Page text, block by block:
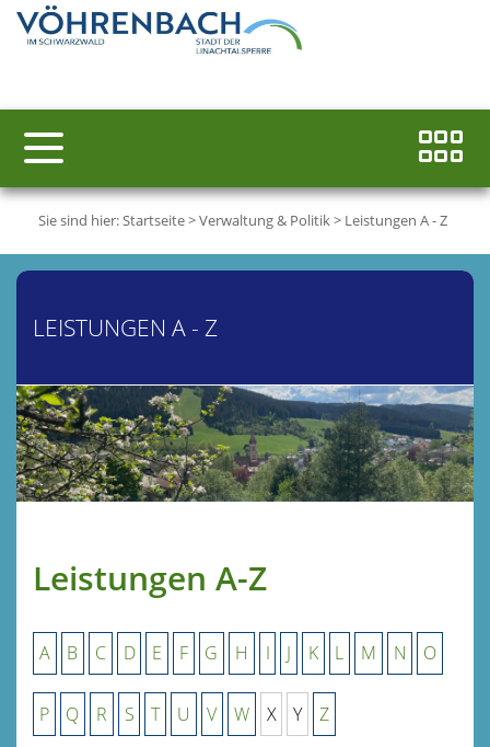
Sie sind hier:Startseite>Verwaltung & Politik> Leistungen A - Z
LEISTUNGEN A - Z
Leistungen A-Z
A B C D E F G H I J K L M N O
P Q R S T U V W X Y Z